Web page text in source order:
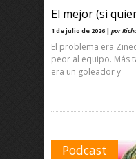
El mejor (si
1 de julio de 2026 | por
El problema era
peor al equipo. Más
era un goleador y
Podcast